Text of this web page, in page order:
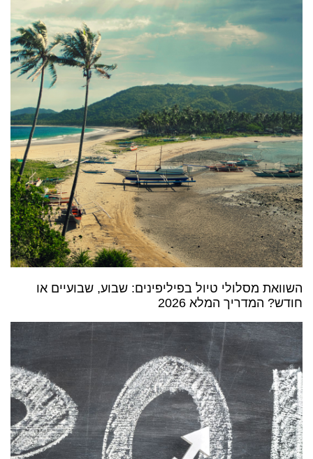
השוואת מסלולי טיול בפיליפינים: שבוע, שבועיים או
חודש? המדריך המלא 2026